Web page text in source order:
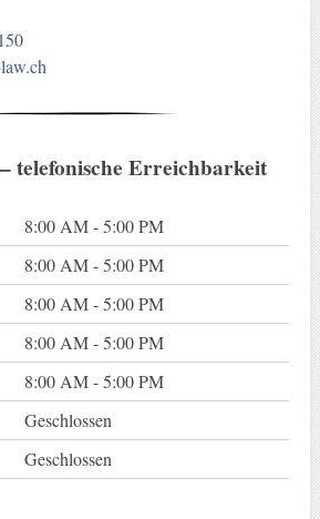
telefonische Erreichbarkeit
8:00 AM - 5:00 PM
8:00 AM - 5:00 PM
8:00 AM - 5:00 PM
8:00 AM - 5:00 PM
8:00 AM - 5:00 PM
Geschlossen
Geschlossen